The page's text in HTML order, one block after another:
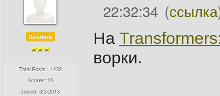
Ценитель
Total Posts : 1432
Scores: 23
Joined: 3/3/2013
22:32:34 (ссылка
На
ворки.